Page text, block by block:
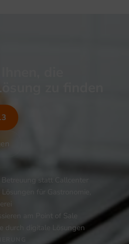
die
zu finden
statt Callcenter
für Gastronomie,
am Point of Sale
durch digitale Lösungen